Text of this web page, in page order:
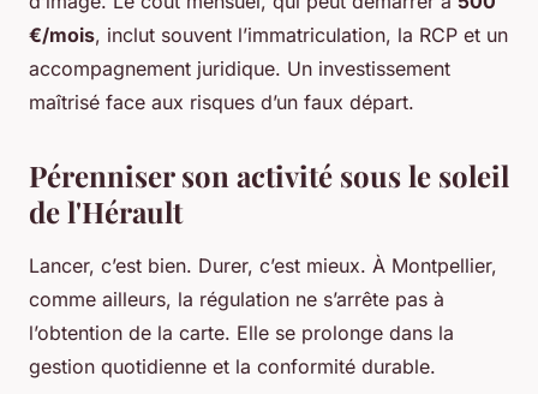
€/mois, inclut souvent l’immatriculation, la RCP et un
accompagnement juridique. Un investissement
maîtrisé face aux risques d’un faux départ.
Pérenniser son activité sous le soleil
de l'Hérault
Lancer, c’est bien. Durer, c’est mieux. À Montpellier,
comme ailleurs, la régulation ne s’arrête pas à
l’obtention de la carte. Elle se prolonge dans la
gestion quotidienne et la conformité durable.